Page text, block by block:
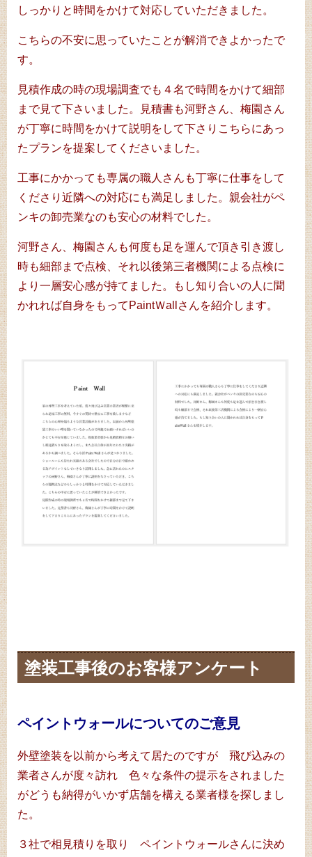
しっかりと時間をかけて対応していただきました。
こちらの不安に思っていたことが解消できよかったで
す。
見積作成の時の現場調査でも４名で時間をかけて細部
まで見て下さいました。見積書も河野さん、梅園さん
が丁寧に時間をかけて説明をして下さりこちらにあっ
たプランを提案してくださいました。
工事にかかっても専属の職人さんも丁寧に仕事をして
くださり近隣への対応にも満足しました。親会社がペ
ンキの卸売業なのも安心の材料でした。
河野さん、梅園さんも何度も足を運んで頂き引き渡し
時も細部まで点検、それ以後第三者機関による点検に
より一層安心感が持てました。もし知り合いの人に聞
かれれば自身をもってPaintＷallさんを紹介します。
塗装工事後のお客様アンケート
ペイントウォールについてのご意見
外壁塗装を以前から考えて居たのですが 飛び込みの
業者さんが度々訪れ 色々な条件の提示をされました
がどうも納得がいかず店舗を構える業者様を探しまし
た。
３社で相見積りを取り ペイントウォールさんに決め